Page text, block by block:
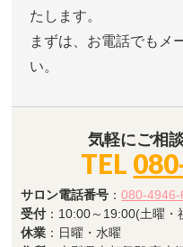
たします。
まずは、お電話でもメ
い。
気軽にご相
TEL
サロン電話番号 ：080-4946-
受付 ：10:00～19:00(土曜
休業 ：日曜・水曜